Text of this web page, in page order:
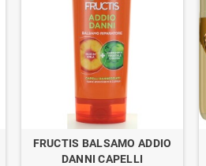
FRUCTIS BALSAMO ADDIO
DANNI CAPELLI